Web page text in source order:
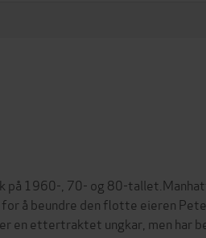
på 1960-, 70- og 80-
å beundre den flotte eieren
en ettertraktet ungkar, men har